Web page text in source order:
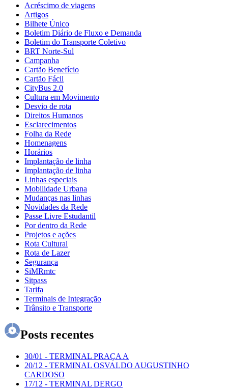
Acréscimo de viagens
Artigos
Bilhete Único
Boletim Diário de Fluxo e Demanda
Boletim do Transporte Coletivo
BRT Norte-Sul
Campanha
Cartão Benefício
Cartão Fácil
CityBus 2.0
Cultura em Movimento
Desvio de rota
Direitos Humanos
Esclarecimentos
Folha da Rede
Homenagens
Horários
Implantação de linha
Implantação de linha
Linhas especiais
Mobilidade Urbana
Mudanças nas linhas
Novidades da Rede
Passe Livre Estudantil
Por dentro da Rede
Projetos e ações
Rota Cultural
Rota de Lazer
Segurança
SiMRmtc
Sitpass
Tarifa
Terminais de Integração
Trânsito e Transporte
Posts recentes
30/01 - TERMINAL PRAÇA A
20/12 - TERMINAL OSVALDO AUGUSTINHO
CARDOSO
17/12 - TERMINAL DERGO